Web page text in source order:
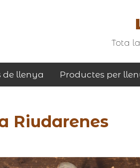
Tota
de llenya Productes per
Riudarenes